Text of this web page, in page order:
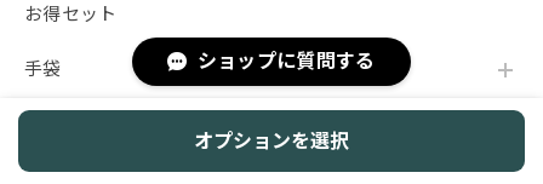
お得セット
手袋
マフラー・ストール
るようで何よりです。 また、追加でのご購入を
ご検討いただいているとのこと、誠にありがと
うございます。せっかく楽しみにしていただい
入荷につきましては、商品の準備が整い次第シ
ョップにて順次再販を行ってまいりますので、
オプションを選択
ショップに質問する